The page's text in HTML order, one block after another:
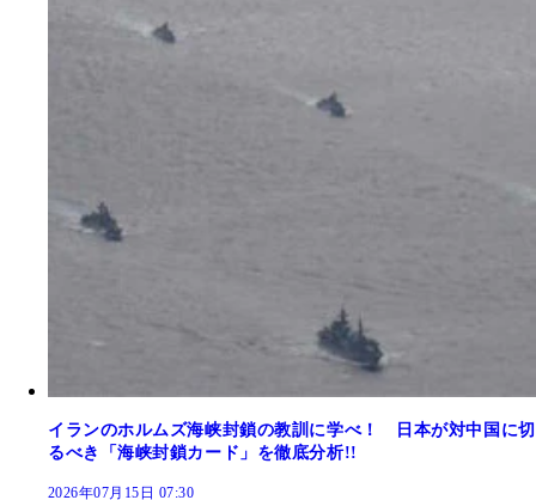
イランのホルムズ海峡封鎖の教訓に学べ！ 日本が対中国に切
るべき「海峡封鎖カード」を徹底分析!!
2026年07月15日 07:30